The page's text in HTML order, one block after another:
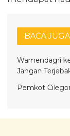
BACA JUGA
Wamendagri
Jangan
Pemkot